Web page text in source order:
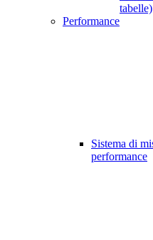
tabelle)
Performance
Sistema di
performance